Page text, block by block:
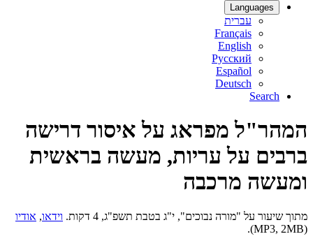
Languages
עברית
Français
English
Русский
Español
Deutsch
Search
המהר"ל מפראג על איסור דרישה
ברבים על עריות, מעשה בראשית
ומעשה מרכבה
מתוך שיעור על "מורה נבוכים", י"ג בטבת תשפ"ג, 4 דקות. וידאו, אודיו
(MP3, 2MB).